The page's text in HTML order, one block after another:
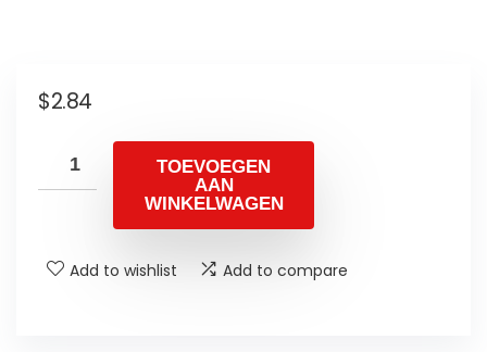
$2.84
TOEVOEGEN
AAN
WINKELWAGEN
Add to wishlist Add to compare